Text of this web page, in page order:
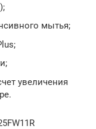
мытья;
увеличения